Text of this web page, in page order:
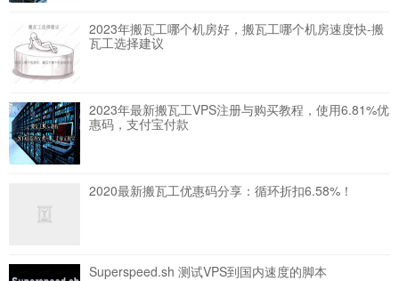
2023年搬瓦工哪个机房好，搬瓦工哪个机房速度快-搬
瓦工选择建议
2023年最新搬瓦工VPS注册与购买教程，使用6.81%优
惠码，支付宝付款
2020最新搬瓦工优惠码分享：循环折扣6.58%！
Superspeed.sh 测试VPS到国内速度的脚本